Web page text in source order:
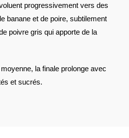
progressivement vers des
banane et de poire, subtilement
poivre gris qui apporte de la
la finale prolonge avec
et sucrés.